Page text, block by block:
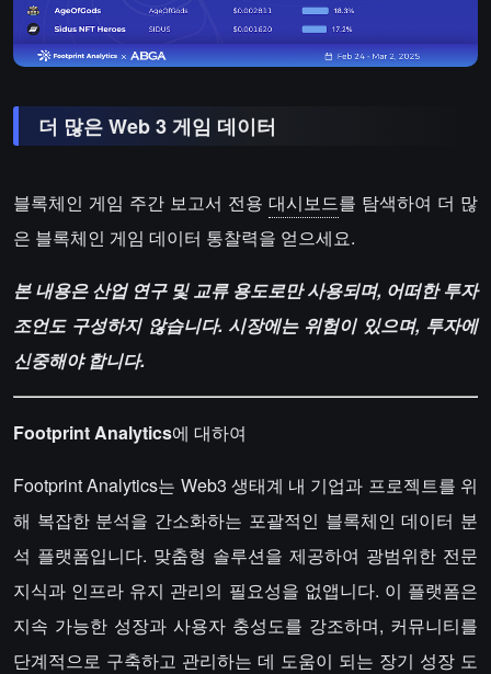
더 많은 Web 3 게임 데이터
블록체인 게임 주간 보고서 전용 대시보드를 탐색하여 더 많
은 블록체인 게임 데이터 통찰력을 얻으세요.
본 내용은 산업 연구 및 교류 용도로만 사용되며, 어떠한 투자
조언도 구성하지 않습니다. 시장에는 위험이 있으며, 투자에
신중해야 합니다.
Footprint Analytics에 대하여
Footprint Analytics는 Web3 생태계 내 기업과 프로젝트를 위
해 복잡한 분석을 간소화하는 포괄적인 블록체인 데이터 분
석 플랫폼입니다. 맞춤형 솔루션을 제공하여 광범위한 전문
지식과 인프라 유지 관리의 필요성을 없앱니다. 이 플랫폼은
지속 가능한 성장과 사용자 충성도를 강조하며, 커뮤니티를
단계적으로 구축하고 관리하는 데 도움이 되는 장기 성장 도